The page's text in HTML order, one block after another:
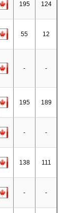
195 124
55 12
- -
195 189
- -
138 111
- -